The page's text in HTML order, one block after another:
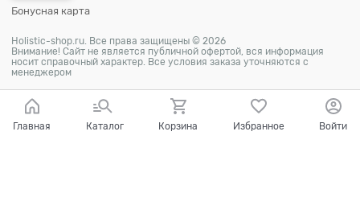
Бонусная карта
Holistic-shop.ru. Все права защищены © 2026
Внимание! Сайт не является публичной офертой, вся информация
носит справочный характер. Все условия заказа уточняются с
менеджером
Главная Каталог Корзина Избранное Войти